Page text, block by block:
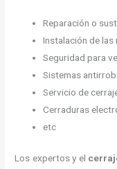
Reparación o
Instalación de las
Seguridad para
Sistemas
Servicio de
Cerraduras
etc
Los expertos y el